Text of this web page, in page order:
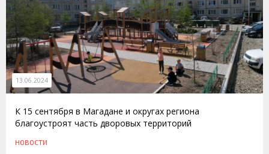
13.06.2024
К 15 сентября в Магадане и округах региона
благоустроят часть дворовых территорий
НОВОСТИ